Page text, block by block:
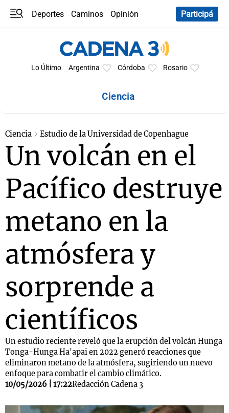
Deportes Caminos
Opinión
Participá
Lo Último Argentina Córdoba Rosario
Ciencia
Ciencia Estudio de la Universidad de Copenhague
Un volcán en el
Pacífico destruye
metano en la
atmósfera y
sorprende a
científicos
Un estudio reciente reveló que la erupción del volcán Hunga
Tonga-Hunga Ha'apai en 2022 generó reacciones que
eliminaron metano de la atmósfera, sugiriendo un nuevo
enfoque para combatir el cambio climático.
10/05/2026 | 17:22Redacción Cadena 3